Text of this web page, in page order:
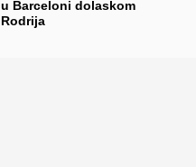
u Barceloni dolaskom
Rodrija